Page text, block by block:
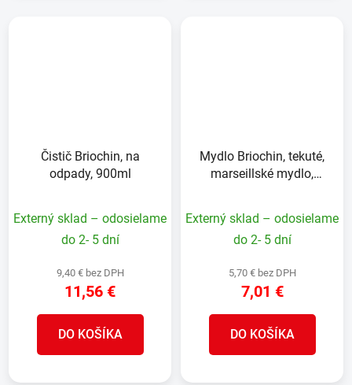
Čistič Briochin, na
odpady, 900ml
Externý sklad – odosielame
do 2- 5 dní
9,40 € bez DPH
11,56 €
DO KOŠÍKA
Mydlo Briochin, tekuté,
marseillské mydlo,
Externý sklad – odosielame
do 2- 5 dní
5,70 € bez DPH
7,01 €
DO KOŠÍKA